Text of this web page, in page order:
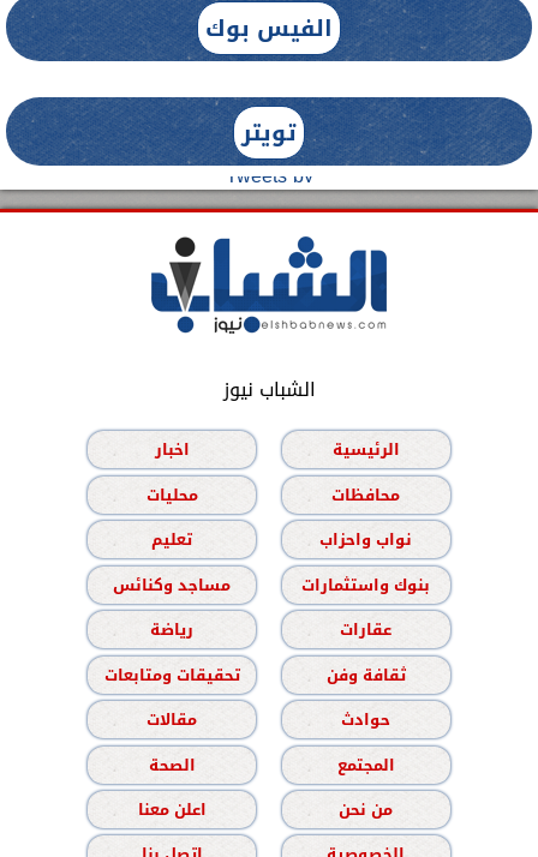
الفيس بوك
تويتر
Tweets by
الشباب نيوز
الرئيسية
اخبار
محافظات
محليات
نواب واحزاب
تعليم
بنوك واستثمارات
مساجد وكنائس
عقارات
رياضة
ثقافة وفن
تحقيقات ومتابعات
حوادث
مقالات
المجتمع
الصحة
من نحن
اعلن معنا